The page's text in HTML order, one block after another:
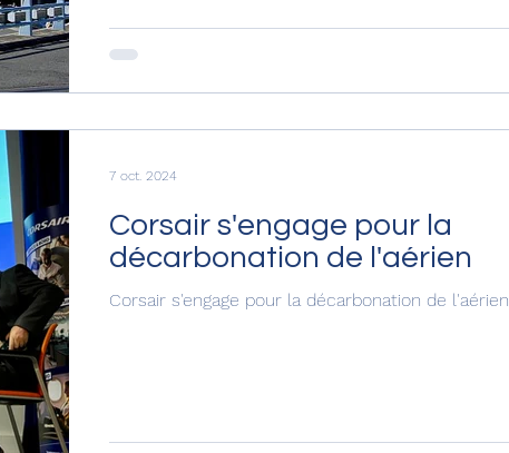
Corsair s'engage pour la
décarbonation de l'aérien
Corsair s'engage pour la décarbonation de l'aérien
7 oct. 2024